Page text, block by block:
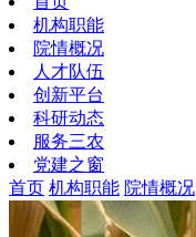
机构职能
院情概况
人才队伍
创新平台
科研动态
服务三农
党建之窗
首页 机构职能 院情概况